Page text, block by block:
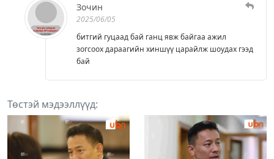
Зочин
2025/06/05
битгий гуцаад бай ганц явж байгаа ажил
зогсоох дараагийн хиншүү царайлж шоудах гээд
бай
Төстэй мэдээллүүд: